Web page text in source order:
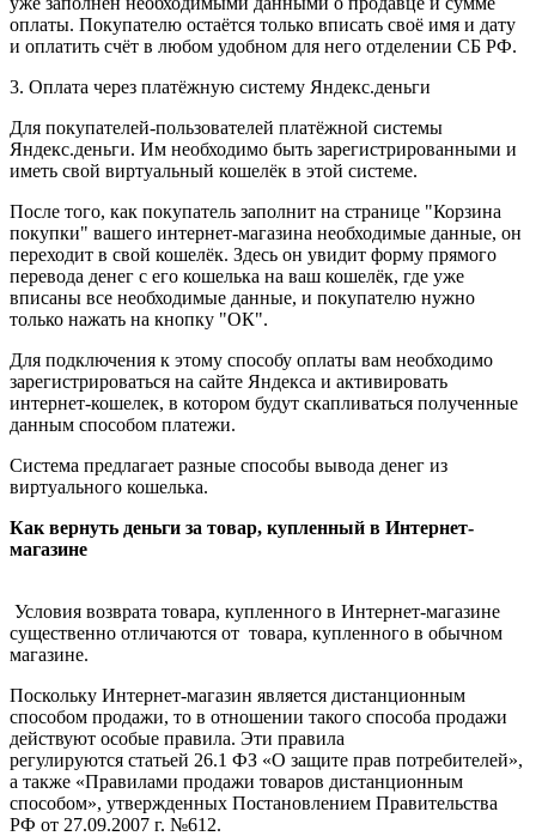
оплаты. Покупателю остаётся только вписать своё имя и дату
и оплатить счёт в любом удобном для него отделении СБ РФ.
3. Оплата через платёжную систему Яндекс.деньги
Для покупателей-пользователей платёжной системы
Яндекс.деньги. Им необходимо быть зарегистрированными и
иметь свой виртуальный кошелёк в этой системе.
После того, как покупатель заполнит на странице "Корзина
покупки" вашего интернет-магазина необходимые данные, он
переходит в свой кошелёк. Здесь он увидит форму прямого
перевода денег с его кошелька на ваш кошелёк, где уже
вписаны все необходимые данные, и покупателю нужно
только нажать на кнопку "ОК".
Для подключения к этому способу оплаты вам необходимо
зарегистрироваться на сайте Яндекса и активировать
интернет-кошелек, в котором будут скапливаться полученные
данным способом платежи.
Система предлагает разные способы вывода денег из
виртуального кошелька.
Как вернуть деньги за товар, купленный в Интернет-
магазине
Условия возврата товара, купленного в Интернет-магазине
существенно отличаются от товара, купленного в обычном
магазине.
Поскольку Интернет-магазин является дистанционным
способом продажи, то в отношении такого способа продажи
действуют особые правила. Эти правила
регулируются статьей 26.1 ФЗ «О защите прав потребителей»,
а также «Правилами продажи товаров дистанционным
способом», утвержденных Постановлением Правительства
РФ от 27.09.2007 г. №612.